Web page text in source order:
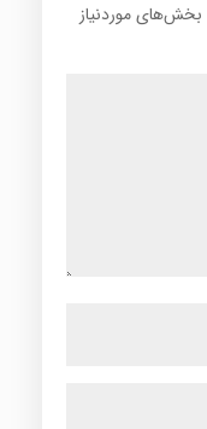
بخش‌های موردنیاز